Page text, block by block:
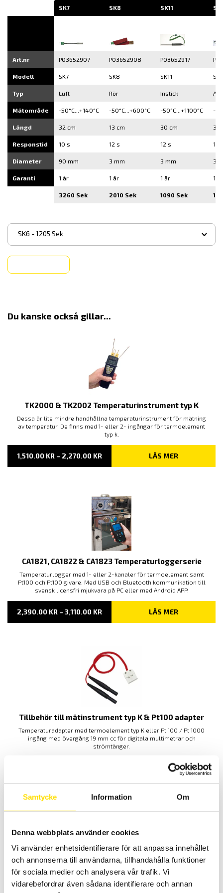
Samtycke Information Om
Denna webbplats använder cookies
Vi använder enhetsidentifierare för att anpassa innehållet
och annonserna till användarna, tillhandahålla funktioner
för sociala medier och analysera vår trafik. Vi
vidarebefordrar även sådana identifierare och annan
SK7 SK8 SK11
Art.nr P03652907 P03652908 P03652917
Modell SK7 SK8 SK11
Typ Luft Rör Instick
Mätområde -50°C...+140°C -50°C...+600°C -50°C...+1100°C -
Längd 32 cm 13 cm 30 cm 30
Responstid 10 s 12 s 12 s 12
Diameter 90 mm 3 mm 3 mm 3
Garanti 1 år 1 år 1 år 1 år
3260 Sek 2010 Sek 1090 Sek
SK6 - 1205 Sek
▾
Du kanske också gillar...
TK2000 & TK2002 Temperaturinstrument typ K
Dessa är lite mindre handhållna temperaturinstrument för mätning
av temperatur. De finns med 1- eller 2- ingångar för termoelement
typ k.
1,510.00 KR – 2,270.00 KRPRISINTERVALL:
TILL
LÄS MER
CA1821, CA1822 & CA1823 Temperaturloggerserie
Temperaturlogger med 1- eller 2-kanaler för termoelement samt
Pt100 och Pt100 givare. Med USB och Bluetooth kommunikation till
svensk licensfri mjukvara på PC eller med Android APP.
2,390.00 KR – 3,110.00 KRPRISINTERVALL:
TILL
LÄS MER
Tillbehör till mätinstrument typ K & Pt100 adapter
Temperaturadapter med termoelement typ K eller Pt 100 / Pt 1000
ingång med övergång 19 mm cc för digitala multimetrar och
strömtänger.
LÄS MER
Temperaturgivare typ K, modell SKF samt SK1 till
SK5